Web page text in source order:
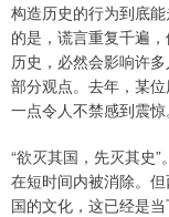
构造历史的行为到底
的是，谎言重复千遍
历史，必然会影响许
部分观点。去年，某
一点令人不禁感到震惊
“欲灭其国，先灭其史
在短时间内被消除。
国的文化，这已经是